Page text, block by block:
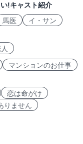
!キャスト紹介
馬医
イ・サン
マンションのお仕事
恋は命がけ
りません